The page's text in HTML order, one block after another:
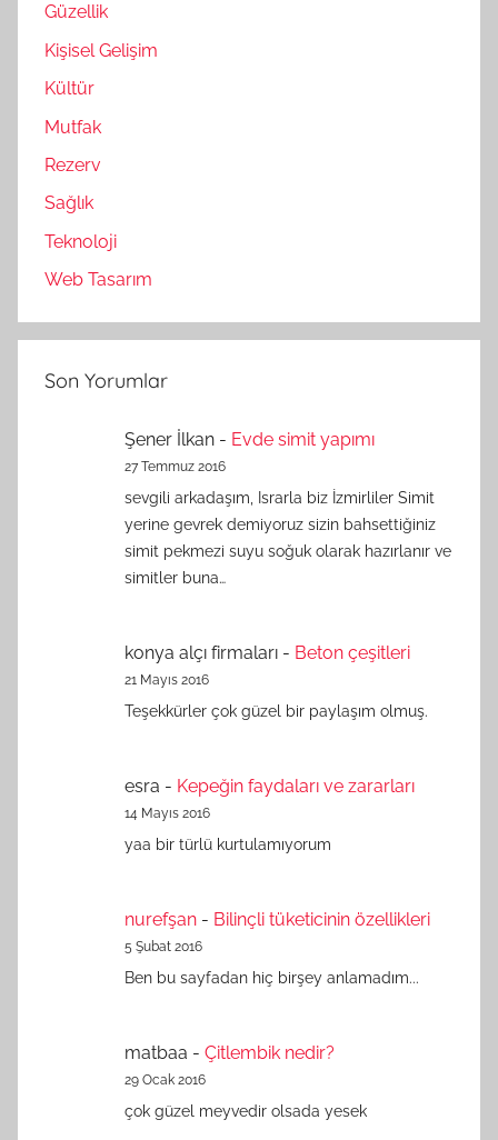
Güzellik
Kişisel Gelişim
Kültür
Mutfak
Rezerv
Sağlık
Teknoloji
Web Tasarım
Son Yorumlar
Şener İlkan - Evde simit yapımı
27 Temmuz 2016
sevgili arkadaşım, Israrla biz İzmirliler Simit
yerine gevrek demiyoruz sizin bahsettiğiniz
simit pekmezi suyu soğuk olarak hazırlanır ve
simitler buna…
konya alçı firmaları - Beton çeşitleri
21 Mayıs 2016
Teşekkürler çok güzel bir paylaşım olmuş.
esra - Kepeğin faydaları ve zararları
14 Mayıs 2016
yaa bir türlü kurtulamıyorum
nurefşan - Bilinçli tüketicinin özellikleri
5 Şubat 2016
Ben bu sayfadan hiç birşey anlamadım...
matbaa - Çitlembik nedir?
29 Ocak 2016
çok güzel meyvedir olsada yesek